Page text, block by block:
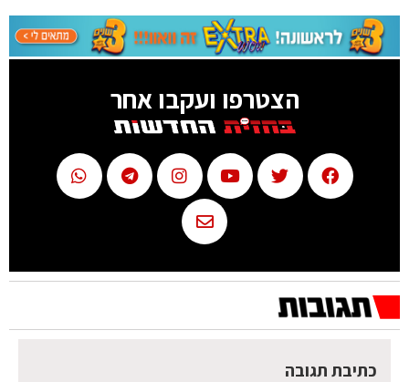
הצטרפו ועקבו אחר
כתיבת תגובה